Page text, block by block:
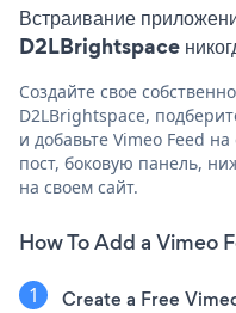
Встраивание
D2LBrightspace
Создайте свое
D2LBrightspace,
и добавьте Vimeo Feed
пост, боковую панель,
на своем сайт.
How To Add a Vimeo
Create a Free